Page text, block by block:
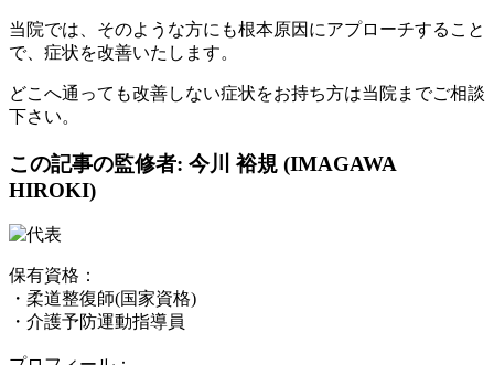
当院では、そのような方にも根本原因にアプローチすること
で、症状を改善いたします。
どこへ通っても改善しない症状をお持ち方は当院までご相談
下さい。
この記事の監修者: 今川 裕規 (IMAGAWA
HIROKI)
保有資格：
・柔道整復師(国家資格)
・介護予防運動指導員